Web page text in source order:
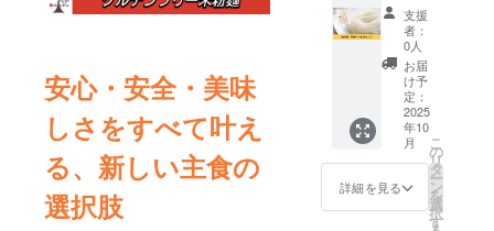
安心・安全・美味
しさをすべて叶え
る、新しい主食の
選択肢
米、千
葉県柏
産）、
北海道
産 馬鈴
薯でん
粉（遺
伝子組
み換
え）で
はない
り120g
・賞味
期限：
製造後6
か月 ・
保存方
法：直
射日
光・高
温多湿
を避け
14食
セッ
ト】 精
米麺：
平麺7ミ
リ14食
セット
をお届
けしま
す。 お
礼の
メール
支援
者：
0人
お届
け予
定：
2025
年10
月
詳細を見る
こ
の
リ
タ
ー
ン
を
選
択
す